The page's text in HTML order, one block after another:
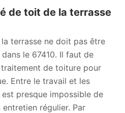
de toit de la terrasse
terrasse ne doit pas être
le 67410. Il faut de
de toiture pour
Entre le travail et les
presque impossible de
régulier. Par